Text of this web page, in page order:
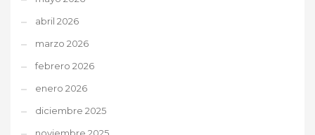
abril 2026
marzo 2026
febrero 2026
enero 2026
diciembre 2025